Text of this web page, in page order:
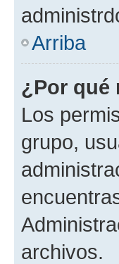
Arriba
¿Por qué
Los
grupo,
archivos.